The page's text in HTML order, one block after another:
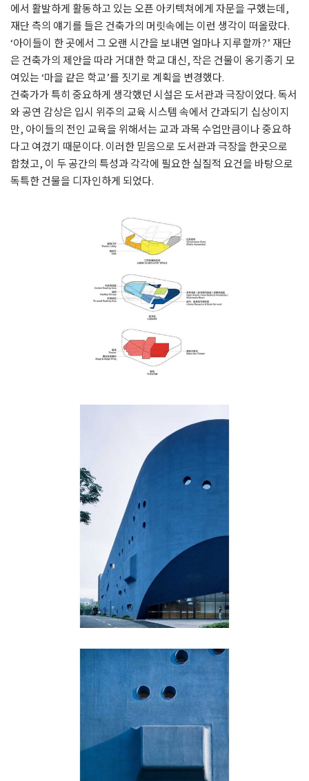
에서 활발하게 활동하고 있는 오픈 아키텍쳐에게 자문을 구했는데,
재단 측의 얘기를 들은 건축가의 머릿속에는 이런 생각이 떠올랐다.
‘아이들이 한 곳에서 그 오랜 시간을 보내면 얼마나 지루할까?’ 재단
은 건축가의 제안을 따라 거대한 학교 대신, 작은 건물이 옹기종기 모
여있는 ‘마을 같은 학교’를 짓기로 계획을 변경했다.
건축가가 특히 중요하게 생각했던 시설은 도서관과 극장이었다. 독서
와 공연 감상은 입시 위주의 교육 시스템 속에서 간과되기 십상이지
만, 아이들의 전인 교육을 위해서는 교과 과목 수업만큼이나 중요하
다고 여겼기 때문이다. 이러한 믿음으로 도서관과 극장을 한곳으로
합쳤고, 이 두 공간의 특성과 각각에 필요한 실질적 요건을 바탕으로
독특한 건물을 디자인하게 되었다.